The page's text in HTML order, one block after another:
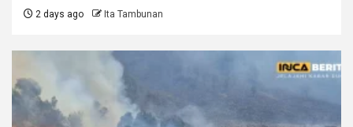
2 days ago Ita Tambunan